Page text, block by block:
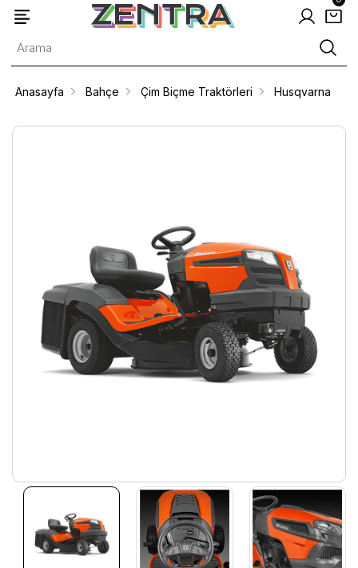
Anasayfa Bahçe Çim Biçme Traktörleri Husqvarna